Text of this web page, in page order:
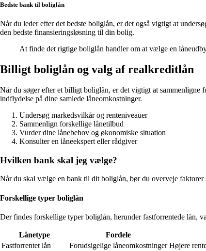
Bedste bank til boliglån
Når du leder efter det bedste boliglån, er det også vigtigt at
den bedste finansieringsløsning til din bolig.
At finde det rigtige boliglån handler om at vælge en
Billigt boliglån og valg af realkreditlån
Når du søger efter et billigt boliglån, er det vigtigt at sammenligne
indflydelse på dine samlede låneomkostninger.
Undersøg markedsvilkår og renteniveauer
Sammenlign forskellige lånetilbud
Vurder dine lånebehov og økonomiske situation
Konsulter en låneekspert eller rådgiver
Hvilken bank skal jeg vælge?
Når du skal vælge en bank til dit boliglån, bør du overveje
Forskellige typer boliglån
Der findes forskellige typer boliglån, herunder fastforrentede lån,
Lånetype Fordele
Fastforrentet lån
Forudsigelige låneomkostninger Højere